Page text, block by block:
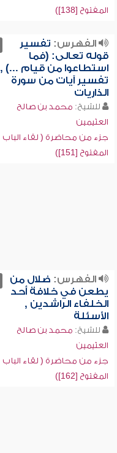
المفتوح [138])
الفهرس: تفسير
قوله تعالى: (فما
استطاعوا من قيام ...) ,
تفسير آيات من سورة
الذاريات
للشيخ: محمد بن صالح
العثيمين
جزء من محاضرة ( لقاء الباب
المفتوح [151])
الفهرس: ضلال من
يطعن في خلافة أحد
الخلفاء الراشدين ,
الأسئلة
للشيخ: محمد بن صالح
العثيمين
جزء من محاضرة ( لقاء الباب
المفتوح [162])